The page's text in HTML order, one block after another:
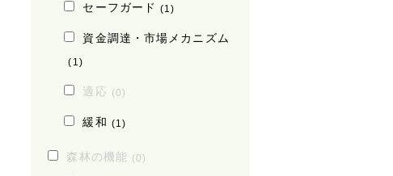
セーフガード (1)
資金調達・市場メカニズム
(1)
適応 (0)
緩和 (1)
森林の機能 (0)